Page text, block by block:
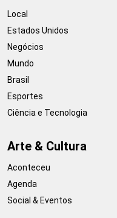
Local
Estados Unidos
Negócios
Mundo
Brasil
Esportes
Ciência e Tecnologia
Arte & Cultura
Aconteceu
Agenda
Social & Eventos